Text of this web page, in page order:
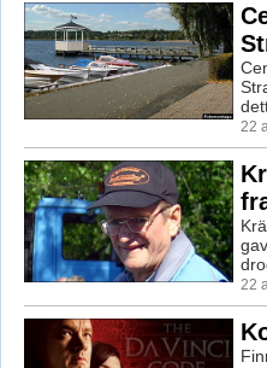
22
22